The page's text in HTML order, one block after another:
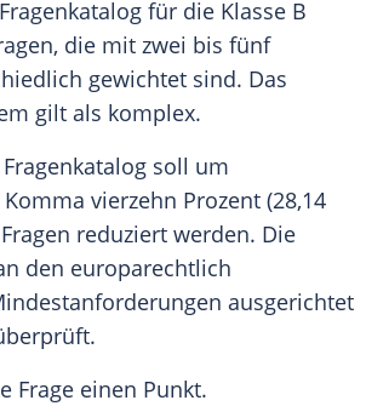
für die Klasse B
die mit zwei bis fünf
gewichtet sind. Das
gilt als komplex.
soll um
vierzehn Prozent (28,14
reduziert werden. Die
den europarechtlich
ausgerichtet
Frage einen Punkt.